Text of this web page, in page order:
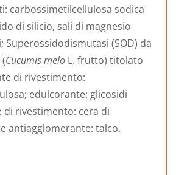
carbossimetilcellulosa sodica
di silicio, sali di magnesio
Superossidodismutasi (SOD) da
Cucumis melo L. frutto) titolato
di rivestimento:
edulcorante: glicosidi
di rivestimento: cera di
antiagglomerante: talco.